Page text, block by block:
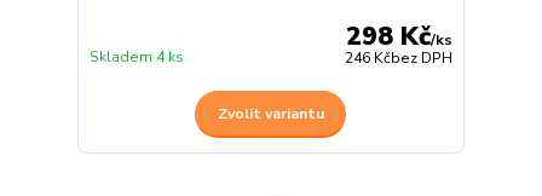
298 Kč/ks
246 Kčbez DPH
Skladem 4 ks
Zvolit variantu